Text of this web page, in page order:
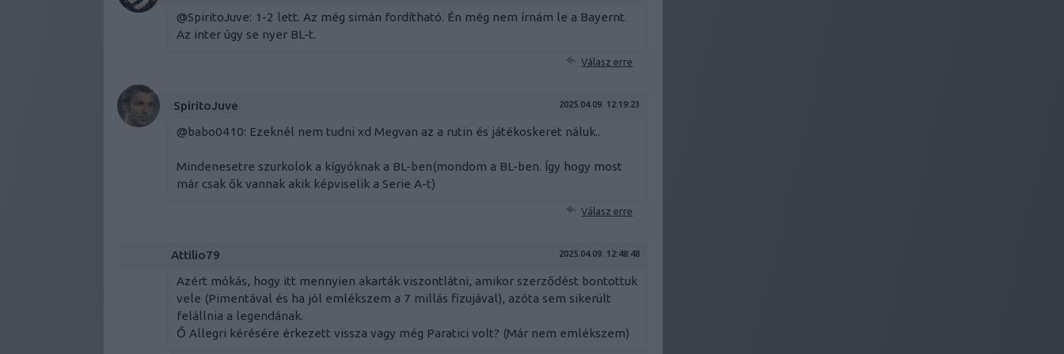
@SpiritoJuve: 1-2 lett. Az még simán fordítható. Én még nem írnám le a Bayernt.
Az inter úgy se nyer BL-t.
Válasz erre
SpiritoJuve 2025.04.09. 12:19:23
@babo0410: Ezeknél nem tudni xd Megvan az a rutin és játékoskeret náluk..
Mindenesetre szurkolok a kígyóknak a BL-ben(mondom a BL-ben. Így hogy most
már csak ők vannak akik képviselik a Serie A-t)
Válasz erre
Attilio79 2025.04.09. 12:48:48
Azért mókás, hogy itt mennyien akarták viszontlátni, amikor szerződést bontottuk
vele (Pimentával és ha jól emlékszem a 7 millás fizujával), azóta sem sikerült
felállnia a legendának.
Ő Allegri kérésére érkezett vissza vagy még Paratici volt? (Már nem emlékszem)